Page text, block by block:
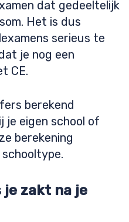
dat gedeeltelijk
Het is dus
serieus te
je nog een
CE.
berekend
je eigen school of
berekening
je zakt na je